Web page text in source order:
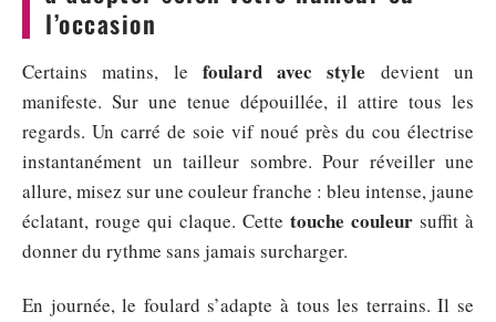
l’occasion
Certains matins, le foulard avec style devient un
manifeste. Sur une tenue dépouillée, il attire tous les
regards. Un carré de soie vif noué près du cou électrise
instantanément un tailleur sombre. Pour réveiller une
allure, misez sur une couleur franche : bleu intense, jaune
éclatant, rouge qui claque. Cette touche couleur suffit à
donner du rythme sans jamais surcharger.
En journée, le foulard s’adapte à tous les terrains. Il se